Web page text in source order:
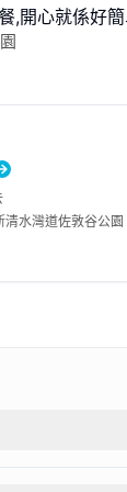
,開心就係好
清水灣道佐敦谷公園